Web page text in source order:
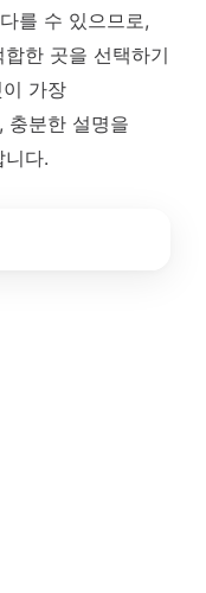
를 수 있으므로,
한 곳을 선택하기
가장
충분한 설명을
다.